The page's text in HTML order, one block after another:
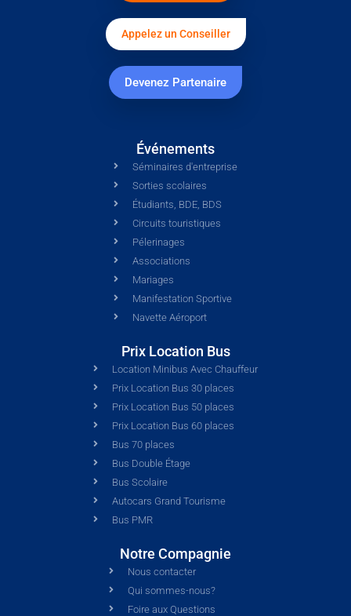
Appelez un Conseiller
Devenez Partenaire
Événements
Séminaires d'entreprise
Sorties scolaires
Étudiants, BDE, BDS
Circuits touristiques
Pélerinages
Associations
Mariages
Manifestation Sportive
Navette Aéroport
Prix Location Bus
Location Minibus Avec Chauffeur
Prix Location Bus 30 places
Prix Location Bus 50 places
Prix Location Bus 60 places
Bus 70 places
Bus Double Étage
Bus Scolaire
Autocars Grand Tourisme
Bus PMR
Notre Compagnie
Nous contacter
Qui sommes-nous?
Foire aux Questions